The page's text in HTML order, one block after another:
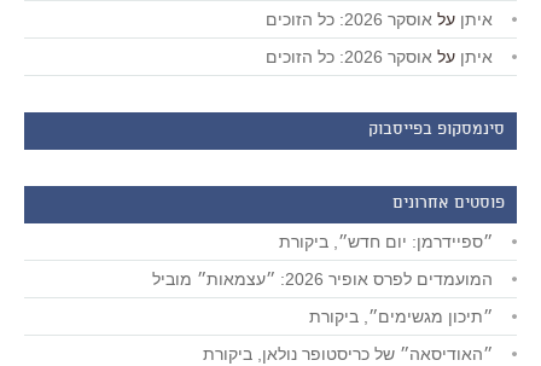
איתן על אוסקר 2026: כל הזוכים
איתן על אוסקר 2026: כל הזוכים
סינמסקופ בפייסבוק
פוסטים אחרונים
״ספיידרמן: יום חדש״, ביקורת
המועמדים לפרס אופיר 2026: ״עצמאות״ מוביל
״תיכון מגשימים״, ביקורת
״האודיסאה״ של כריסטופר נולאן, ביקורת